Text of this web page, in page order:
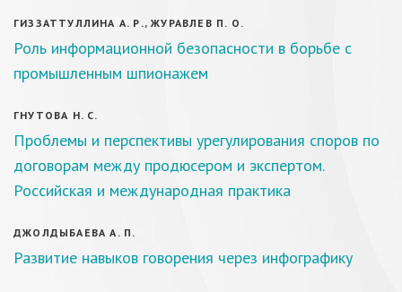
ГИЗЗАТТУЛЛИНА А. Р., ЖУРАВЛЕВ П. О.
Роль информационной безопасности в борьбе с
промышленным шпионажем
ГНУТОВА Н. С.
Проблемы и перспективы урегулирования споров по
договорам между продюсером и экспертом.
Российская и международная практика
ДЖОЛДЫБАЕВА А. П.
Развитие навыков говорения через инфографику